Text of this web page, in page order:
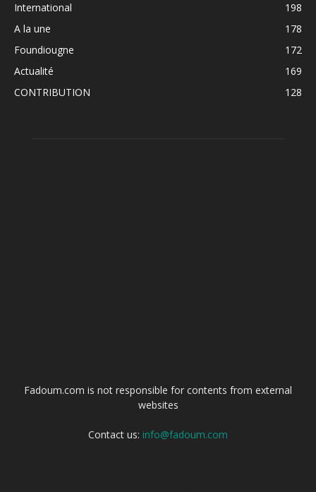
International
198
A la une
178
Foundiougne
172
Actualité
169
CONTRIBUTION
128
Fadoum.com is not responsible for contents from external
websites
Contact us: info@fadoum.com